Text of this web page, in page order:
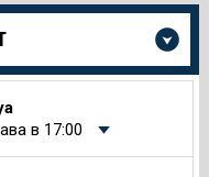
в 17:00